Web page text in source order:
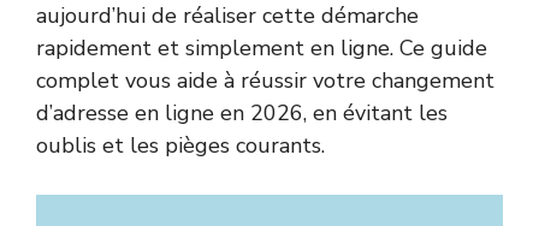
aujourd’hui de réaliser cette démarche
rapidement et simplement en ligne. Ce guide
complet vous aide à réussir votre changement
d’adresse en ligne en 2026, en évitant les
oublis et les pièges courants.